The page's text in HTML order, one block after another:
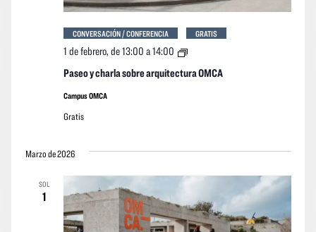
Paseo y charla sobre arquitectura OMCA
1 de febrero, de 13:00 a14:00
Paseo
charla
CONVERSACIÓN / CONFERENCIA GRATIS
Campus OMCA
Gratis
Marzo de 2026
SOL
1